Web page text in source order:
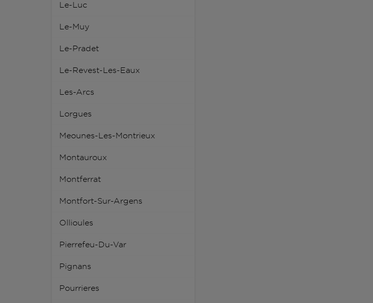
Le-Luc
Le-Muy
Le-Pradet
Le-Revest-Les-Eaux
Les-Arcs
Lorgues
Meounes-Les-Montrieux
Montauroux
Montferrat
Montfort-Sur-Argens
Ollioules
Pierrefeu-Du-Var
Pignans
Pourrieres